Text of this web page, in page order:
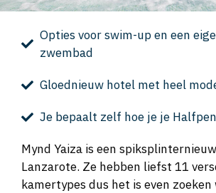
Opties voor swim-up en een
zwembad
Gloednieuw hotel met heel
Je bepaalt zelf hoe je je
Mynd Yaiza is een
Lanzarote. Ze hebben liefst 11
kamertypes dus het is even